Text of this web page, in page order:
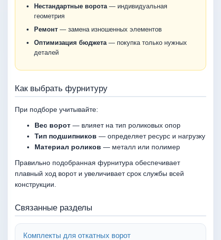
Нестандартные ворота — индивидуальная
геометрия
Ремонт — замена изношенных элементов
Оптимизация бюджета — покупка только нужных
деталей
Как выбрать фурнитуру
При подборе учитывайте:
Вес ворот — влияет на тип роликовых опор
Тип подшипников — определяет ресурс и нагрузку
Материал роликов — металл или полимер
Правильно подобранная фурнитура обеспечивает
плавный ход ворот и увеличивает срок службы всей
конструкции.
Связанные разделы
Комплекты для откатных ворот